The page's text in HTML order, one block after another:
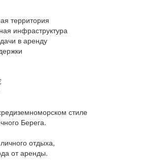
территория
инфраструктура
в аренду
стиле
Берега.
отдыха,
от аренды.